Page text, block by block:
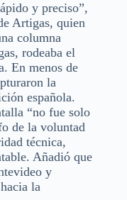
y preciso”,
Artigas, quien
columna
rodeaba el
En menos de
la
española.
“no fue solo
de la voluntad
técnica,
Añadió que
y
la